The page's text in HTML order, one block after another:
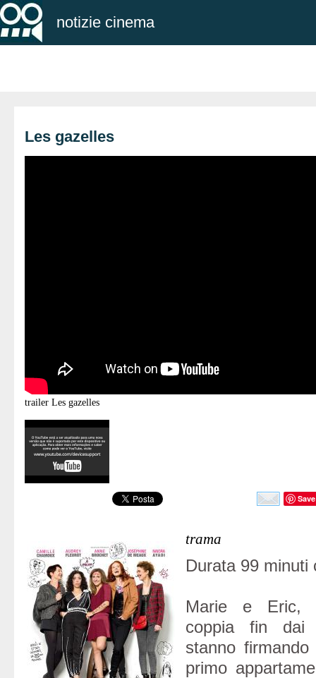
notizie cinema
Les gazelles
trailer Les gazelles
Save
trama
Durata 99 minuti
Marie e Eric,
coppia fin dai
stanno
primo